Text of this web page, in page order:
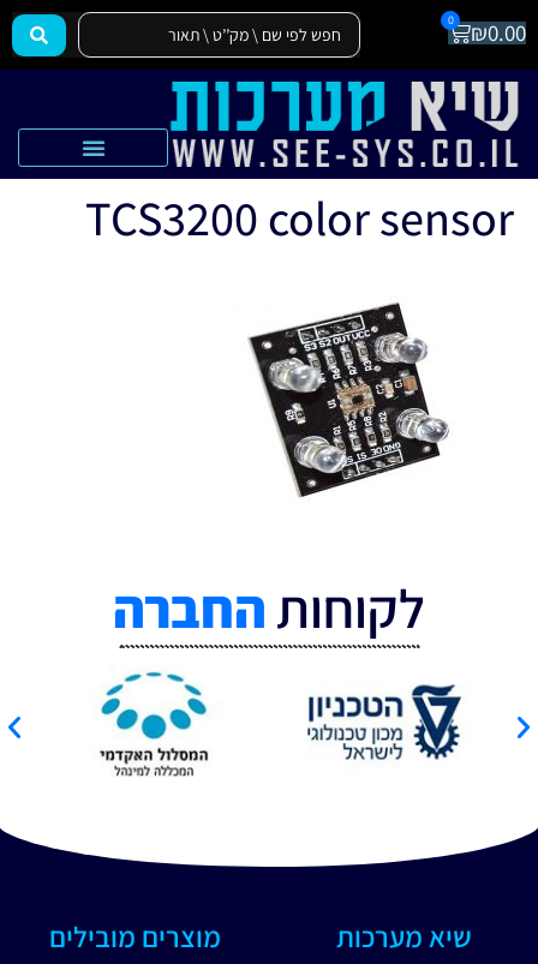
₪0.00
0
TCS3200 color sensor
לקוחותהחברה
שיא מערכות מוצרים מובילים